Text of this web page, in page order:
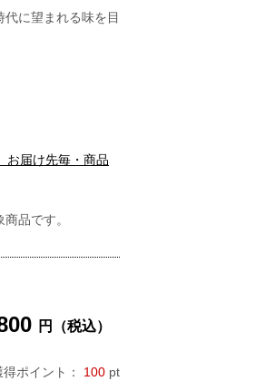
に望まれる味を目
お届け先毎・商品
品です。
円（税込）
ポイント： 100 pt